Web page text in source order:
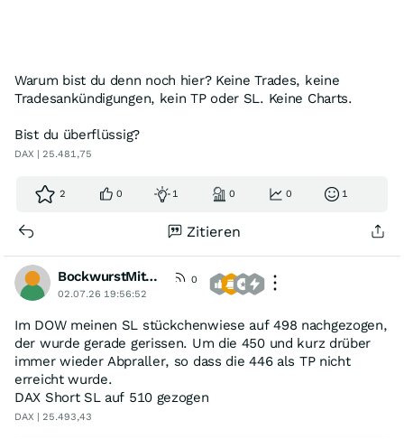
Warum bist du denn noch hier? Keine Trades, keine
Tradesankündigungen, kein TP oder SL. Keine Charts.
Bist du überflüssig?
DAX | 25.481,75
2 0 1 0 0 1
Zitieren
BockwurstMitMostrich
0
02.07.26 19:56:52
Im DOW meinen SL stückchenwiese auf 498 nachgezogen,
der wurde gerade gerissen. Um die 450 und kurz drüber
immer wieder Abpraller, so dass die 446 als TP nicht
erreicht wurde.
DAX Short SL auf 510 gezogen
DAX | 25.493,43